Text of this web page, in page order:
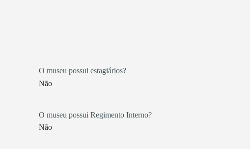
O museu possui estagiários?
Não
O museu possui Regimento Interno?
Não